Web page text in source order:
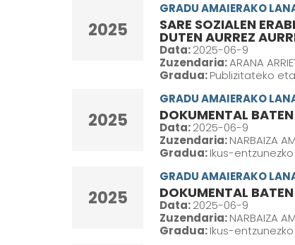
2025
GRADU AMAIERAKO
SARE SOZIALEN
DUTEN AURREZ
Data:2025-06-9
Zuzendaria:ARANA
Gradua:Publizitateko
2025
GRADU AMAIERAKO
DOKUMENTAL
Data:2025-06-9
Zuzendaria:NARBAIZA
Gradua:Ikus-
2025
GRADU AMAIERAKO
DOKUMENTAL
Data:2025-06-9
Zuzendaria:NARBAIZA
Gradua:Ikus-